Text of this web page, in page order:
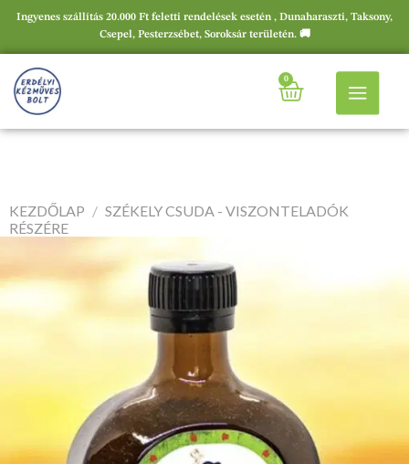
Ingyenes szállítás 20.000 Ft feletti rendelések esetén , Dunaharaszti, Taksony,
Csepel, Pesterzsébet, Soroksár területén. 🚚
0
KEZDŐLAP / SZÉKELY CSUDA - VISZONTELADÓK
RÉSZÉRE